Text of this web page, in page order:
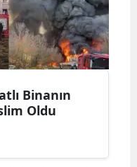
Binanın
Oldu